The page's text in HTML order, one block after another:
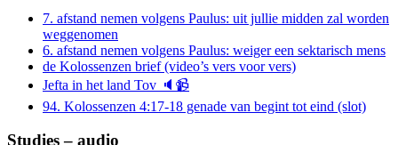
7. afstand nemen volgens Paulus: uit jullie midden zal worden
weggenomen
6. afstand nemen volgens Paulus: weiger een sektarisch mens
de Kolossenzen brief (video’s vers voor vers)
Jefta in het land Tov 🔈📹
94. Kolossenzen 4:17-18 genade van begint tot eind (slot)
Studies – audio